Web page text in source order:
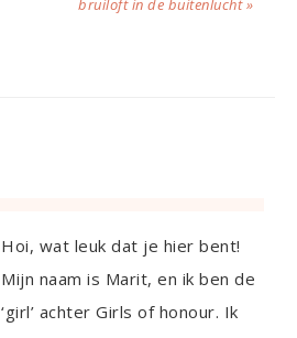
bruiloft in de buitenlucht »
Hoi, wat leuk dat je hier bent!
Mijn naam is Marit, en ik ben de
‘girl’ achter Girls of honour. Ik